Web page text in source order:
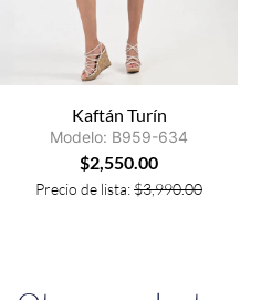
Kaftán Turín
Modelo: B959-634
$2,550.00
Precio de lista:$3,990.00